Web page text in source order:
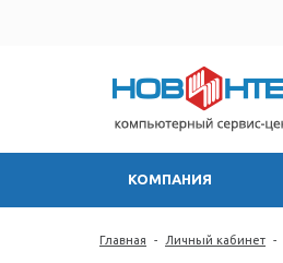
КОМПАНИЯ
Главная - Личный кабинет -